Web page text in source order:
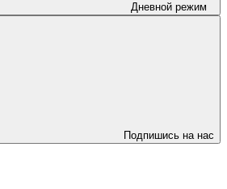
Дневной режим
Подпишись на нас